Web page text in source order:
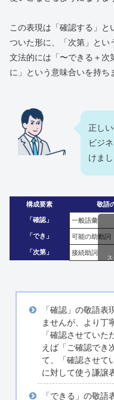
この表現は「確認する」と
ついた形に、「次第」とい
文法的には「〜できる＋次
に」という意味合いを持ち
正し
ビジ
けまし
構成要素 敬語
「確認」 一般語彙
「でき」 可能の助動詞
「次第」 接続助詞
「確認」の敬語表
ませんが、より丁
「確認させていた
えば「ご確認でき
て、「確認させて
に対して使う謙譲
「できる」の敬